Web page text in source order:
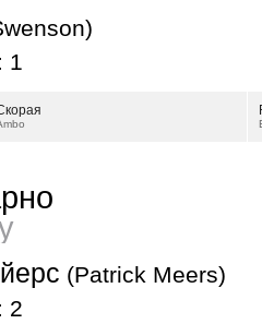
1
(Patrick Meers)
2